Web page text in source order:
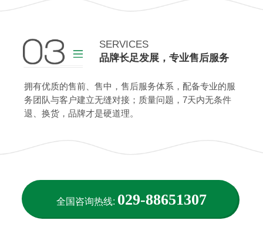
SERVICES
品牌长足发展，专业售后服务
拥有优质的售前、售中，售后服务体系，配备专业的服
务团队与客户建立无缝对接；质量问题，7天内无条件
退、换货，品牌才是硬道理。
全国咨询热线: 029-88651307